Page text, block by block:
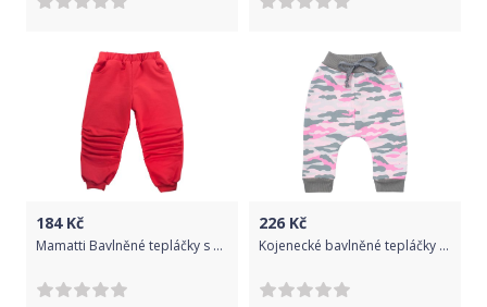
184Kč
Mamatti Bavlněné tepláčky s kapsami Tlapka - červené, vel. 80
226 Kč
Kojenecké bavlněné tepláčky New Baby With Love růžové 86 (12-18m)